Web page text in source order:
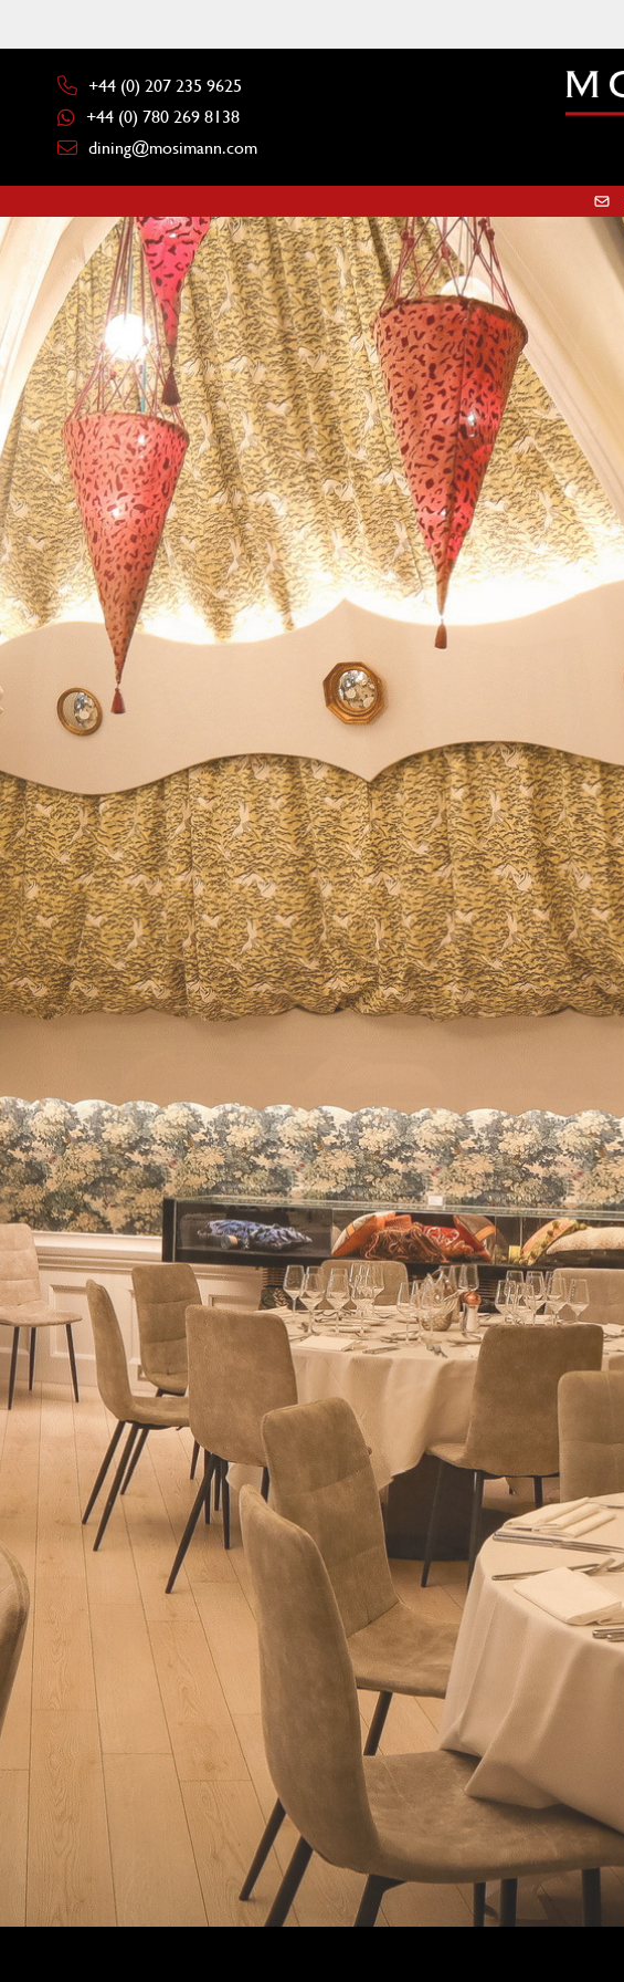
+44 (0) 207 235 9625
+44 (0) 780 269 8138
dining@mosimann.com